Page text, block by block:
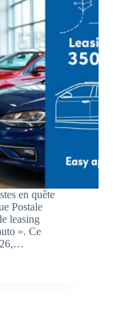
en quête
Postale
leasing
». Ce